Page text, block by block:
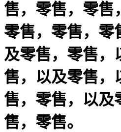
售，零售，零售
零售，零售，零
及零售，零售，
售，以及零售，
售，零售，以及
售，零售。